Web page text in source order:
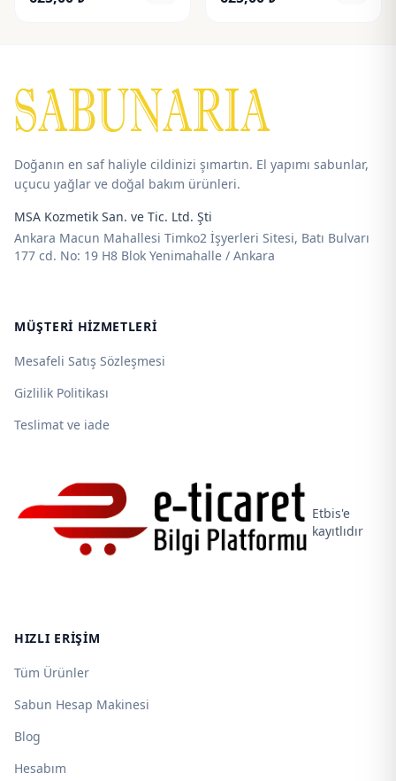
Doğanın en saf haliyle cildinizi şımartın. El yapımı sabunlar,
uçucu yağlar ve doğal bakım ürünleri.
MSA Kozmetik San. ve Tic. Ltd. Şti
Ankara Macun Mahallesi Timko2 İşyerleri Sitesi, Batı Bulvarı
177 cd. No: 19 H8 Blok Yenimahalle / Ankara
MÜŞTERI HIZMETLERI
Mesafeli Satış Sözleşmesi
Gizlilik Politikası
Teslimat ve iade
Etbis'e
kayıtlıdır
HIZLI ERIŞIM
Tüm Ürünler
Sabun Hesap Makinesi
Blog
Hesabım